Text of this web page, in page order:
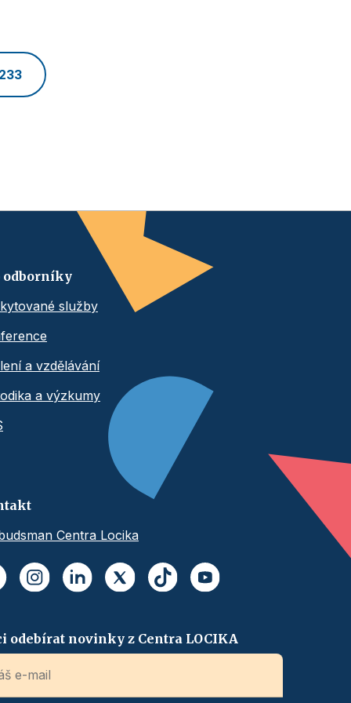
odborníky
služby
a vzdělávání
a výzkumy
Centra Locika
odebírat novinky z Centra LOCIKA